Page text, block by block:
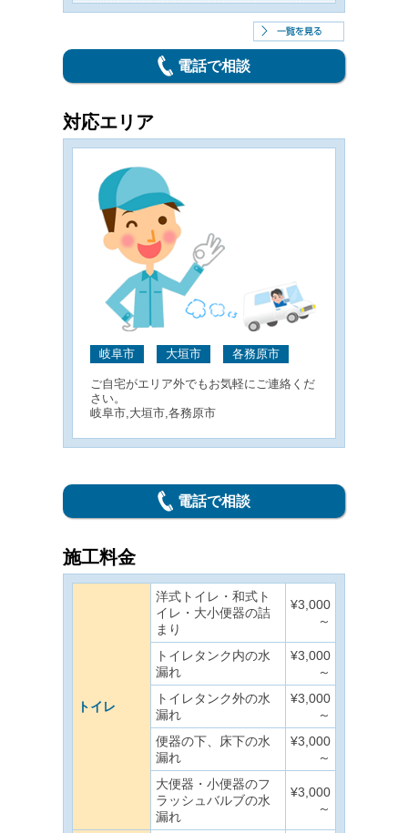
電話で相談
対応エリア
岐阜市 大垣市 各務原市
ご自宅がエリア外でもお気軽にご連絡くだ
さい。
岐阜市,大垣市,各務原市
電話で相談
施工料金
トイレ
洋式トイレ・和式ト
イレ・大小便器の詰
まり
¥3,000
～
トイレタンク内の水
漏れ
¥3,000
～
トイレタンク外の水
漏れ
¥3,000
～
便器の下、床下の水
漏れ
¥3,000
～
大便器・小便器のフ
ラッシュバルブの水
漏れ
¥3,000
～